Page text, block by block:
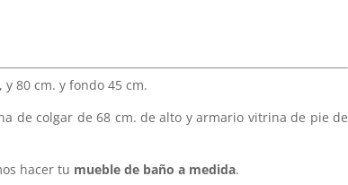
y 80 cm. y fondo 45 cm.
de colgar de 68 cm. de alto y armario vitrina de pie de
hacer tu mueble de baño a medida.